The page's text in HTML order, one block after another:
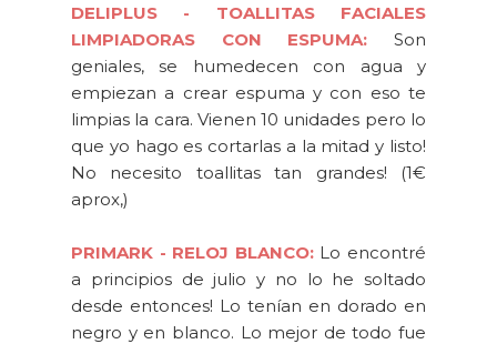
DELIPLUS - TOALLITAS FACIALES
LIMPIADORAS CON ESPUMA: Son
geniales, se humedecen con agua y
empiezan a crear espuma y con eso te
limpias la cara. Vienen 10 unidades pero lo
que yo hago es cortarlas a la mitad y listo!
No necesito toallitas tan grandes! (1€
aprox,)
PRIMARK - RELOJ BLANCO:Lo encontré
a principios de julio y no lo he soltado
desde entonces! Lo tenían en dorado en
negro y en blanco. Lo mejor de todo fue